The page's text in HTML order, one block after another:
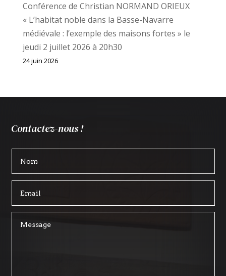
Conférence de Christian NORMAND ORIEUX
« L’habitat noble dans la Basse-Navarre
médiévale : l’exemple des maisons fortes » le
jeudi 2 juillet 2026 à 20h30
24 juin 2026
Contactez-nous !